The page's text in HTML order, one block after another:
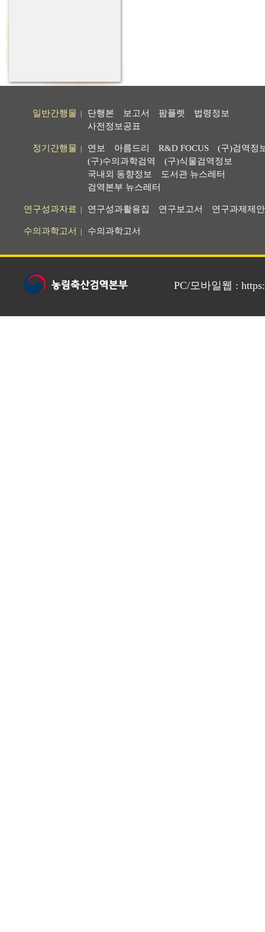
일반간행물 단행본 보고서 팜플렛
법령정보
사전정보공표
정기간행물 연보 아름드리 R&D FOCUS
(구)검역정
(구)수의과학검역
(구)식물검역정보
국내외 동향정보
도서관 뉴스레터
검역본부 뉴스레터
연구성과자료 연구성과활용집 연구보고서 연구과제제
수의과학고서 수의과학고서
PC/모바일웹 :